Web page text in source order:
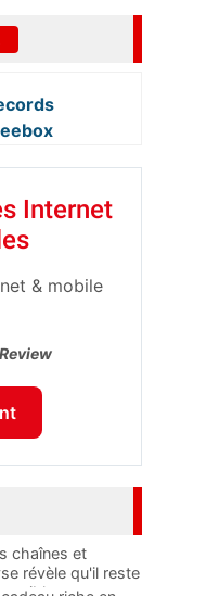
Internet
& mobile
chaînes et
révèle qu'il reste